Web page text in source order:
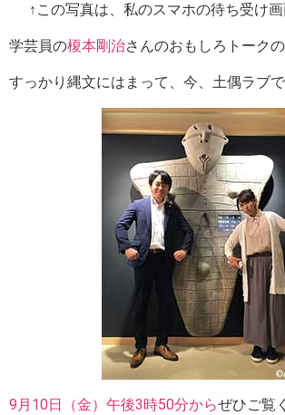
↑この写真は、私のスマホの待ち受け
学芸員の榎本剛治さんのおもしろトークの
すっかり縄文にはまって、今、土偶ラブ
9月10日（金）午後3時50分からぜひご覧